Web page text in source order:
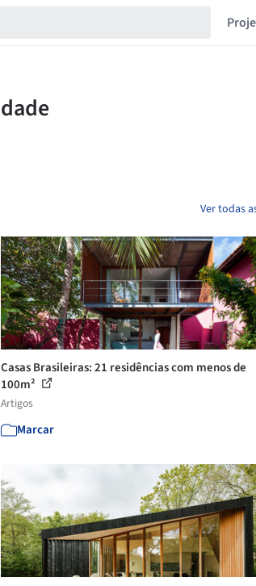
Ver todas
Casas Brasileiras: 21 residências com menos de
100m²
Artigos
Marcar